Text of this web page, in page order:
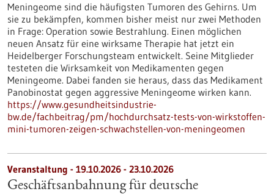
Meningeome sind die häufigsten Tumoren des Gehirns. Um
sie zu bekämpfen, kommen bisher meist nur zwei Methoden
in Frage: Operation sowie Bestrahlung. Einen möglichen
neuen Ansatz für eine wirksame Therapie hat jetzt ein
Heidelberger Forschungsteam entwickelt. Seine Mitglieder
testeten die Wirksamkeit von Medikamenten gegen
Meningeome. Dabei fanden sie heraus, dass das Medikament
Panobinostat gegen aggressive Meningeome wirken kann.
https://www.gesundheitsindustrie-
bw.de/fachbeitrag/pm/hochdurchsatz-tests-von-wirkstoffen-
mini-tumoren-zeigen-schwachstellen-von-meningeomen
Veranstaltung - 19.10.2026 - 23.10.2026
Geschäftsanbahnung für deutsche